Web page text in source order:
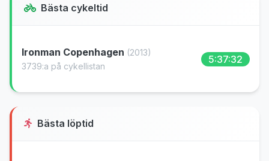
Bästa cykeltid
Ironman Copenhagen (2013)
3739:a på cykellistan
5:37:32
Bästa löptid